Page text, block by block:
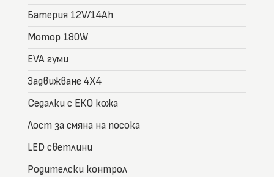
Батерия 12V/14Ah
Мотор 180W
EVA гуми
Задвижване 4Х4
Седалки с ЕКО кожа
Лост за смяна на посока
LED светлини
Родителски контрол